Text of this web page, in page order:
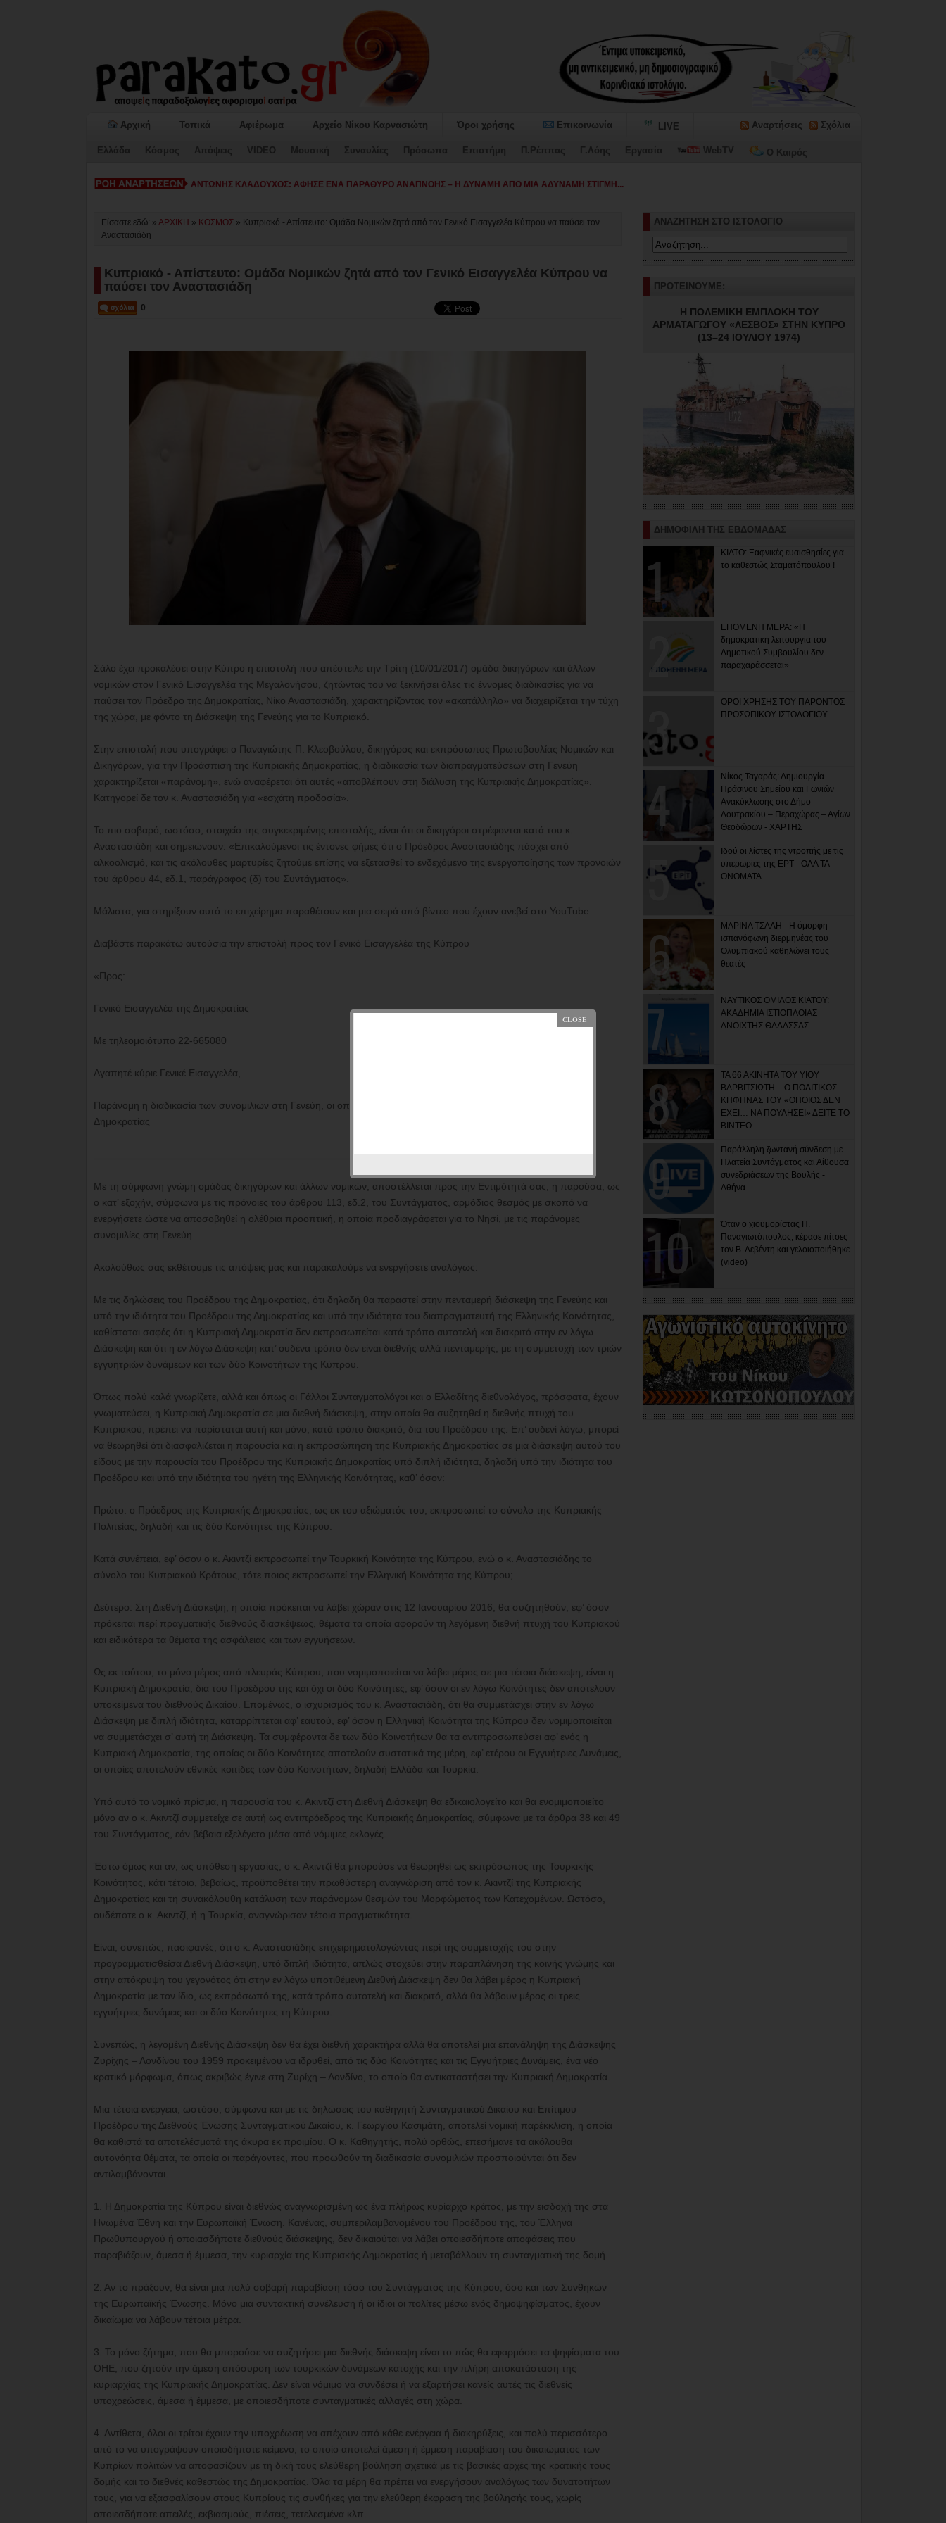
Αρχική Τοπικά Αφιέρωμα Αρχείο Νίκου Καρνασιώτη Όροι χρήσης Επικοινωνία LIVE Αναρτήσεις Σχόλια
Ελλάδα Κόσμος Απόψεις VIDEO Μουσική Συναυλίες Πρόσωπα Επιστήμη Π.Ρέππας Γ.Λόης Εργασία WebTV Ο Καιρός
ΚΙΑΤΟ: Η «ΕΠΟΜΕΝΗ ΜΕΡΑ» καταψήφισε τον Προϋπολο-
Είσαστε εδώ: » ΑΡΧΙΚΗ » ΚΟΣΜΟΣ » Kυπριακό - Απίστευτο: Ομάδα Νομικών ζητά από τον Γενικό Εισαγγελέα Κύπρου να παύσει τον
Αναστασιάδη
Kυπριακό - Απίστευτο: Ομάδα Νομικών ζητά από τον Γενικό Εισαγγελέα Κύπρου να
παύσει τον Αναστασιάδη
0
Σάλο έχει προκαλέσει στην Κύπρο η επιστολή που απέστειλε την Τρίτη (10/01/2017) ομάδα δικηγόρων και άλλων
νομικών στον Γενικό Εισαγγελέα της Μεγαλονήσου, ζητώντας του να ξεκινήσει όλες τις έννομες διαδικασίες για να
παύσει τον Πρόεδρο της Δημοκρατίας, Νίκο Αναστασιάδη, χαρακτηρίζοντας τον «ακατάλληλο» να διαχειρίζεται την τύχη
της χώρα, με φόντο τη Διάσκεψη της Γενεύης για το Κυπριακό.
Στην επιστολή που υπογράφει ο Παναγιώτης Π. Κλεοβούλου, δικηγόρος και εκπρόσωπος Πρωτοβουλίας Νομικών και
Δικηγόρων, για την Προάσπιση της Κυπριακής Δημοκρατίας, η διαδικασία των διαπραγματεύσεων στη Γενεύη
χαρακτηρίζεται «παράνομη», ενώ αναφέρεται ότι αυτές «αποβλέπουν στη διάλυση της Κυπριακής Δημοκρατίας».
Κατηγορεί δε τον κ. Αναστασιάδη για «εσχάτη προδοσία».
Το πιο σοβαρό, ωστόσο, στοιχείο της συγκεκριμένης επιστολής, είναι ότι οι δικηγόροι στρέφονται κατά του κ.
Αναστασιάδη και σημειώνουν: «Επικαλούμενοι τις έντονες φήμες ότι ο Πρόεδρος Αναστασιάδης πάσχει από
αλκοολισμό, και τις ακόλουθες μαρτυρίες ζητούμε επίσης να εξετασθεί το ενδεχόμενο της ενεργοποίησης των προνοιών
του άρθρου 44, εδ.1, παράγραφος (δ) του Συντάγματος».
Μάλιστα, για στηρίξουν αυτό το επιχείρημα παραθέτουν και μια σειρά από βίντεο που έχουν ανεβεί στο YouTube.
Διαβάστε παρακάτω αυτούσια την επιστολή προς τον Γενικό Εισαγγελέα της Κύπρου
«Προς:
Γενικό Εισαγγελέα της Δημοκρατίας
Με τηλεομοιότυπο 22-665080
Αγαπητέ κύριε Γενικέ Εισαγγελέα,
Παράνομη η διαδικασία των συνομιλιών στη Γενεύη, οι οποίες αποβλέπουν στη τη διάλυση της Κυπριακής
Δημοκρατίας
Με τη σύμφωνη γνώμη ομάδας δικηγόρων και άλλων νομικών, αποστέλλεται προς την Εντιμότητά σας, η παρούσα, ως
ο κατ’ εξοχήν, σύμφωνα με τις πρόνοιες του άρθρου 113, εδ.2, του Συντάγματος, αρμόδιος θεσμός με σκοπό να
ενεργήσετε ώστε να αποσοβηθεί η ολέθρια προοπτική, η οποία προδιαγράφεται για το Νησί, με τις παράνομες
συνομιλίες στη Γενεύη.
Ακολούθως σας εκθέτουμε τις απόψεις μας και παρακαλούμε να ενεργήσετε αναλόγως:
Με τις δηλώσεις του Προέδρου της Δημοκρατίας, ότι δηλαδή θα παραστεί στην πενταμερή διάσκεψη της Γενεύης και
υπό την ιδιότητα του Προέδρου της Δημοκρατίας και υπό την ιδιότητα του διαπραγματευτή της Ελληνικής Κοινότητας,
καθίσταται σαφές ότι η Κυπριακή Δημοκρατία δεν εκπροσωπείται κατά τρόπο αυτοτελή και διακριτό στην εν λόγω
Διάσκεψη και ότι η εν λόγω Διάσκεψη κατ’ ουδένα τρόπο δεν είναι διεθνής αλλά πενταμερής, με τη συμμετοχή των τριών
εγγυητριών δυνάμεων και των δύο Κοινοτήτων της Κύπρου.
Όπως πολύ καλά γνωρίζετε, αλλά και όπως οι Γάλλοι Συνταγματολόγοι και ο Ελλαδίτης διεθνολόγος, πρόσφατα, έχουν
γνωματεύσει, η Κυπριακή Δημοκρατία σε μια διεθνή διάσκεψη, στην οποία θα συζητηθεί η διεθνής πτυχή του
Κυπριακού, πρέπει να παρίσταται αυτή και μόνο, κατά τρόπο διακριτό, δια του Προέδρου της. Επ’ ουδενί λόγω, μπορεί
να θεωρηθεί ότι διασφαλίζεται η παρουσία και η εκπροσώπηση της Κυπριακής Δημοκρατίας σε μια διάσκεψη αυτού του
είδους με την παρουσία του Προέδρου της Κυπριακής Δημοκρατίας υπό διπλή ιδιότητα, δηλαδή υπό την ιδιότητα του
Προέδρου και υπό την ιδιότητα του ηγέτη της Ελληνικής Κοινότητας, καθ’ όσον:
Πρώτο: ο Πρόεδρος της Κυπριακής Δημοκρατίας, ως εκ του αξιώματός του, εκπροσωπεί το σύνολο της Κυπριακής
Πολιτείας, δηλαδή και τις δύο Κοινότητες της Κύπρου.
Κατά συνέπεια, εφ’ όσον ο κ. Ακιντζί εκπροσωπεί την Τουρκική Κοινότητα της Κύπρου, ενώ ο κ. Αναστασιάδης το
σύνολο του Κυπριακού Κράτους, τότε ποιος εκπροσωπεί την Ελληνική Κοινότητα της Κύπρου;
Δεύτερο: Στη Διεθνή Διάσκεψη, η οποία πρόκειται να λάβει χώραν στις 12 Ιανουαρίου 2016, θα συζητηθούν, εφ’ όσον
πρόκειται περί πραγματικής διεθνούς διασκέψεως, θέματα τα οποία αφορούν τη λεγόμενη διεθνή πτυχή του Κυπριακού
και ειδικότερα τα θέματα της ασφάλειας και των εγγυήσεων.
Ως εκ τούτου, το μόνο μέρος από πλευράς Κύπρου, που νομιμοποιείται να λάβει μέρος σε μια τέτοια διάσκεψη, είναι η
Κυπριακή Δημοκρατία, δια του Προέδρου της και όχι οι δύο Κοινότητες, εφ’ όσον οι εν λόγω Κοινότητες δεν αποτελούν
υποκείμενα του διεθνούς Δικαίου. Επομένως, ο ισχυρισμός του κ. Αναστασιάδη, ότι θα συμμετάσχει στην εν λόγω
Διάσκεψη με διπλή ιδιότητα, καταρρίπτεται αφ’ εαυτού, εφ’ όσον η Ελληνική Κοινότητα της Κύπρου δεν νομιμοποιείται
να συμμετάσχει σ’ αυτή τη Διάσκεψη. Τα συμφέροντα δε των δύο Κοινοτήτων θα τα αντιπροσωπεύσει αφ’ ενός η
Κυπριακή Δημοκρατία, της οποίας οι δύο Κοινότητες αποτελούν συστατικά της μέρη, εφ’ ετέρου οι Εγγυήτριες Δυνάμεις,
οι οποίες αποτελούν εθνικές κοιτίδες των δύο Κοινοτήτων, δηλαδή Ελλάδα και Τουρκία.
Υπό αυτό το νομικό πρίσμα, η παρουσία του κ. Ακιντζί στη Διεθνή Διάσκεψη θα εδικαιολογείτο και θα ενομιμοποιείτο
μόνο αν ο κ. Ακιντζί συμμετείχε σε αυτή ως αντιπρόεδρος της Κυπριακής Δημοκρατίας, σύμφωνα με τα άρθρα 38 και 49
του Συντάγματος, εάν βέβαια εξελέγετο μέσα από νόμιμες εκλογές.
Έστω όμως και αν, ως υπόθεση εργασίας, ο κ. Ακιντζί θα μπορούσε να θεωρηθεί ως εκπρόσωπος της Τουρκικής
Κοινότητος, κάτι τέτοιο, βεβαίως, προϋποθέτει την πρωθύστερη αναγνώριση από τον κ. Ακιντζί της Κυπριακής
Δημοκρατίας και τη συνακόλουθη κατάλυση των παράνομων θεσμών του Μορφώματος των Κατεχομένων. Ωστόσο,
ουδέποτε ο κ. Ακιντζί, ή η Τουρκία, αναγνώρισαν τέτοια πραγματικότητα.
Είναι, συνεπώς, πασιφανές, ότι ο κ. Αναστασιάδης επιχειρηματολογώντας περί της συμμετοχής του στην
προγραμματισθείσα Διεθνή Διάσκεψη, υπό διπλή ιδιότητα, απλώς στοχεύει στην παραπλάνηση της κοινής γνώμης και
στην απόκρυψη του γεγονότος ότι στην εν λόγω υποτιθέμενη Διεθνή Διάσκεψη δεν θα λάβει μέρος η Κυπριακή
Δημοκρατία με τον ίδιο, ως εκπρόσωπό της, κατά τρόπο αυτοτελή και διακριτό, αλλά θα λάβουν μέρος οι τρεις
εγγυήτριες δυνάμεις και οι δύο Κοινότητες τη Κύπρου.
Συνεπώς, η λεγομένη Διεθνής Διάσκεψη δεν θα έχει διεθνή χαρακτήρα αλλά θα αποτελεί μια επανάληψη της Διάσκεψης
Ζυρίχης – Λονδίνου του 1959 προκειμένου να ιδρυθεί, από τις δύο Κοινότητες και τις Εγγυήτριες Δυνάμεις, ένα νέο
κρατικό μόρφωμα, όπως ακριβώς έγινε στη Ζυρίχη – Λονδίνο, το οποίο θα αντικαταστήσει την Κυπριακή Δημοκρατία.
Μια τέτοια ενέργεια, ωστόσο, σύμφωνα και με τις δηλώσεις του καθηγητή Συνταγματικού Δικαίου και Επίτιμου
Προέδρου της Διεθνούς Ένωσης Συνταγματικού Δικαίου, κ. Γεωργίου Κασιμάτη, αποτελεί νομική παρέκκλιση, η οποία
θα καθιστά τα αποτελέσματά της άκυρα εκ προιμίου. Ο κ. Καθηγητής, πολύ ορθώς, επεσήμανε τα ακόλουθα
αυτονόητα θέματα, τα οποία οι παράγοντες, που προωθούν τη διαδικασία συνομιλιών προσποιούνται ότι δεν
αντιλαμβάνονται.
1. Η Δημοκρατία της Κύπρου είναι διεθνώς αναγνωρισμένη ως ένα πλήρως κυρίαρχο κράτος, με την εισδοχή της στα
Ηνωμένα Έθνη και την Ευρωπαϊκή Ένωση. Κανένας, συμπεριλαμβανομένου του Προέδρου της, του Έλληνα
Πρωθυπουργού ή οποιασδήποτε διεθνούς διάσκεψης, δεν δικαιούται να λάβει οποιεσδήποτε αποφάσεις που
παραβιάζουν, άμεσα ή έμμεσα, την κυριαρχία της Κυπριακής Δημοκρατίας ή μεταβάλλουν τη συνταγματική της δομή.
2. Αν το πράξουν, θα είναι μια πολύ σοβαρή παραβίαση τόσο του Συντάγματος της Κύπρου, όσο και των Συνθηκών
της Ευρωπαϊκής Ένωσης. Μόνο μια συντακτική συνέλευση ή οι ίδιοι οι πολίτες μέσω ενός δημοψηφίσματος, έχουν
δικαίωμα να λάβουν τέτοια μέτρα.
3. Το μόνο ζήτημα, που θα μπορούσε να συζητήσει μια διεθνής διάσκεψη είναι το πώς θα εφαρμόσει τα ψηφίσματα του
ΟΗΕ, που ζητούν την άμεση απόσυρση των τουρκικών δυνάμεων κατοχής και την πλήρη αποκατάσταση της
κυριαρχίας της Κυπριακής Δημοκρατίας. Δεν είναι νόμιμο να συνδέσει ή να εξαρτήσει κανείς αυτές τις διεθνείς
υποχρεώσεις, άμεσα ή έμμεσα, με οποιεσδήποτε συνταγματικές αλλαγές στη χώρα.
4. Αντίθετα, όλοι οι τρίτοι έχουν την υποχρέωση να απέχουν από κάθε ενέργεια ή διακηρύξεις, και πολύ περισσότερο
από το να υπογράψουν οποιοδήποτε κείμενο, το οποίο αποτελεί άμεση ή έμμεση παραβίαση του δικαιώματος των
Κυπρίων πολιτών να αποφασίζουν με τη δική τους ελεύθερη βούληση σχετικά με τις βασικές αρχές της κρατικής τους
δομής και το διεθνές καθεστώς της Δημοκρατίας. Όλα τα μέρη θα πρέπει να ενεργήσουν αναλόγως των δυνατοτήτων
τους, για να εξασφαλίσουν στους Κυπρίους τις συνθήκες για την ελεύθερη έκφραση της βούλησής τους, χωρίς
οποιεσδήποτε απειλές, εκβιασμούς, πιέσεις, τετελεσμένα κλπ.
ΑΝΑΖΗΤΗΣΗ ΣΤΟ ΙΣΤΟΛΟΓΙΟ
ΠΡΟΤΕΙΝΟΥΜΕ:
Η ΠΟΛΕΜΙΚΗ ΕΜΠΛΟΚΗ ΤΟΥ
ΑΡΜΑΤΑΓΩΓΟΥ «ΛΕΣΒΟΣ» ΣΤΗΝ ΚΥΠΡΟ
(13–24 ΙΟΥΛΙΟΥ 1974)
ΔΗΜΟΦΙΛΗ ΤΗΣ ΕΒΔΟΜΑΔΑΣ
ΚΙΑΤΟ: Ξαφνικές ευαισθησίες για
το καθεστώς Σταματόπουλου !
ΕΠΟΜΕΝΗ ΜΕΡΑ: «Η
δημοκρατική λειτουργία του
Δημοτικού Συμβουλίου δεν
παραχαράσσεται»
ΟΡΟΙ ΧΡΗΣΗΣ ΤΟΥ ΠΑΡΟΝΤΟΣ
ΠΡΟΣΩΠΙΚΟΥ ΙΣΤΟΛΟΓΙΟΥ
Νίκος Ταγαράς: Δημιουργία
Πράσινου Σημείου και Γωνιών
Ανακύκλωσης στο Δήμο
Λουτρακίου – Περαχώρας – Αγίων
Θεοδώρων - ΧΑΡΤΗΣ
Ιδού οι λίστες της ντροπής με τις
υπερωρίες της ΕΡΤ - ΟΛΑ ΤΑ
ΟΝΟΜΑΤΑ
ΜΑΡΙΝΑ ΤΣΑΛΗ - Η όμορφη
ισπανόφωνη διερμηνέας του
Ολυμπιακού καθηλώνει τους
θεατές
ΝΑΥΤΙΚΟΣ ΟΜΙΛΟΣ ΚΙΑΤΟΥ:
ΑΚΑΔΗΜΙΑ ΙΣΤΙΟΠΛΟΙΑΣ
ΑΝΟΙΧΤΗΣ ΘΑΛΑΣΣΑΣ
ΤΑ 66 ΑΚΙΝΗΤΑ ΤΟΥ ΥΙΟΥ
ΒΑΡΒΙΤΣΙΩΤΗ – Ο ΠΟΛΙΤΙΚΟΣ
ΚΗΦΗΝΑΣ ΤΟΥ «ΟΠΟΙΟΣ ΔΕΝ
ΕΧΕΙ… ΝΑ ΠΟΥΛΗΣΕΙ» ΔΕΙΤΕ ΤΟ
ΒΙΝΤΕΟ…
Παράλληλη ζωντανή σύνδεση με
Πλατεία Συντάγματος και Αίθουσα
συνεδριάσεων της Βουλής -
Αθήνα
Όταν ο χιουμορίστας Π.
Παναγιωτόπουλος, κέρασε πίτσες
τον Β. Λεβέντη και γελοιοποιήθηκε
(video)